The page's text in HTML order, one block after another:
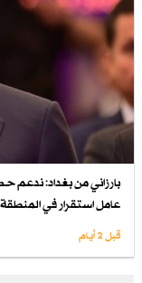
بارزاني من بغداد: ندعم
عامل استقرار في المنطقة
قبل 2 أيام